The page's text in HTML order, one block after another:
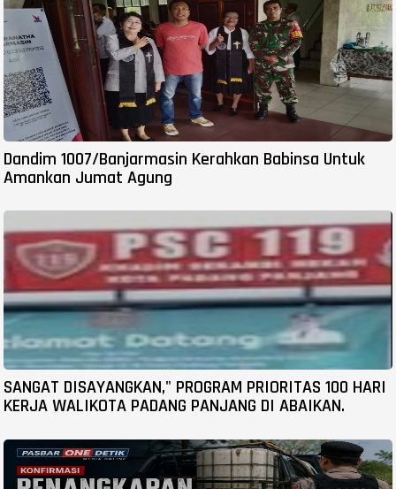
Dandim 1007/Banjarmasin Kerahkan Babinsa Untuk
Amankan Jumat Agung
SANGAT DISAYANGKAN," PROGRAM PRIORITAS 100 HARI
KERJA WALIKOTA PADANG PANJANG DI ABAIKAN.